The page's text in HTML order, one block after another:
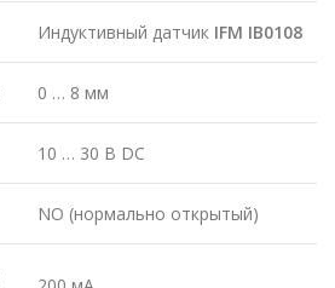
Индуктивный датчик IFM IB0108
0 … 8 мм
10 … 30 В DC
NO (нормально открытый)